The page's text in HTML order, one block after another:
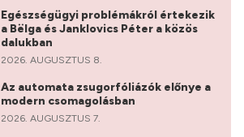
Egészségügyi problémákról értekezik
a Bëlga és Janklovics Péter a közös
dalukban
2026. AUGUSZTUS 8.
Az automata zsugorfóliázók előnye a
modern csomagolásban
2026. AUGUSZTUS 7.